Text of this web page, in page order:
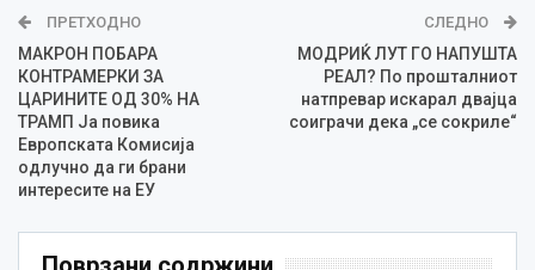
ПРЕТХОДНО
МАКРОН ПОБАРА
КОНТРАМЕРКИ ЗА
ЦАРИНИТЕ ОД 30% НА
ТРАМП Ја повика
Европската Комисија
одлучно да ги брани
интересите на ЕУ
СЛЕДНО
МОДРИЌ ЛУТ ГО НАПУШТА
РЕАЛ? По прошталниот
натпревар искарал двajца
соиграчи дека „се сокриле“